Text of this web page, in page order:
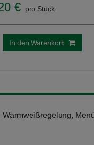
€ pro Stück
In den Warenkorb